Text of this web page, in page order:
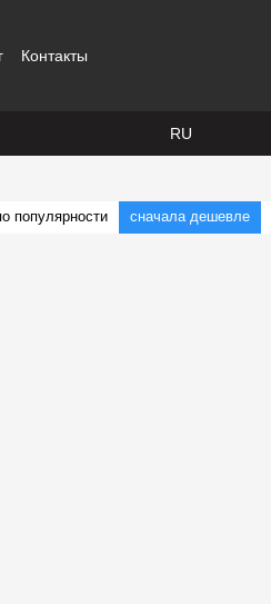
Контакты
RU
популярности сначала дешевле